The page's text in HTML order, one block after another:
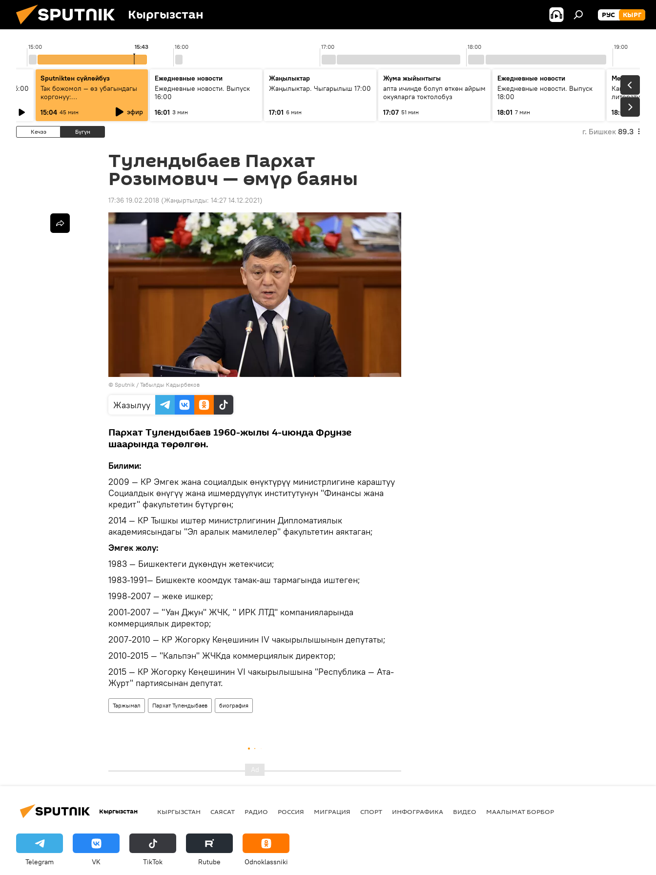
Кыргызстан РУС КЫРГ
15:00 16:00 17:00 18:00 19:00
15:43
15:00
Sputnikteн сүйлөйбүз
Так божомол — өз убагындагы
коргонуу:
гидрометеорологиялык кызмат
кантип өркүндөтүлүүдө
15:04 45 мин эфир
Ежедневные новости
Ежедневные новости. Выпуск
16:00
16:01 3 мин
Жаңылыктар
Жаңылыктар. Чыгарылыш 17:00
17:01 6 мин
Жума жыйынтыгы
апта ичинде болуп өткөн айрым
окуяларга токтолобуз
17:07 51 мин
Ежедневные новости
Ежедневные новости. Выпуск
18:00
18:01 7 мин
Между строк
Как кошки
литературу
18:08
Кечээ Бүгүн г. Бишкек 89.3
Тулендыбаев Пархат
Розымович — өмүр баяны
17:36 19.02.2018 (Жаңыртылды: 14:27 14.12.2021)
© Sputnik / Табылды Кадырбеков
Жазылуу
Пархат Тулендыбаев 1960-жылы 4-июнда Фрунзе
шаарында төрөлгөн.
Билими:
2009 — КР Эмгек жана социалдык өнүктүрүү министрлигине караштуу
Социалдык өнүгүү жана ишмердүүлүк институтунун "Финансы жана
кредит" факультетин бүтүргөн;
2014 — КР Тышкы иштер министрлигинин Дипломатиялык
академиясындагы "Эл аралык мамилелер" факультетин аяктаган;
Эмгек жолу:
1983 — Бишкектеги дүкөндүн жетекчиси;
1983-1991— Бишкекте коомдук тамак-аш тармагында иштеген;
1998-2007 — жеке ишкер;
2001-2007 — "Уан Джун" ЖЧК, " ИРК ЛТД" компанияларында
коммерциялык директор;
2007-2010 — КР Жогорку Кеңешинин IV чакырылышынын депутаты;
2010-2015 — "Кальпэн" ЖЧКда коммерциялык директор;
2015 — КР Жогорку Кеңешинин VI чакырылышына "Республика — Ата-
Журт" партиясынан депутат.
Таржымал Пархат Тулендыбаев биография
Кыргызстан КЫРГЫЗСТАН САЯСАТ РАДИО РОССИЯ МИГРАЦИЯ СПОРТ ИНФОГРАФИКА ВИДЕО МААЛЫМАТ БОРБОР
Telegram VK ТikТоk Rutube Odnoklassniki